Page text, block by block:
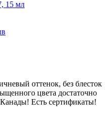
оттенок, без блесток
цвета достаточно
Есть сертификаты!